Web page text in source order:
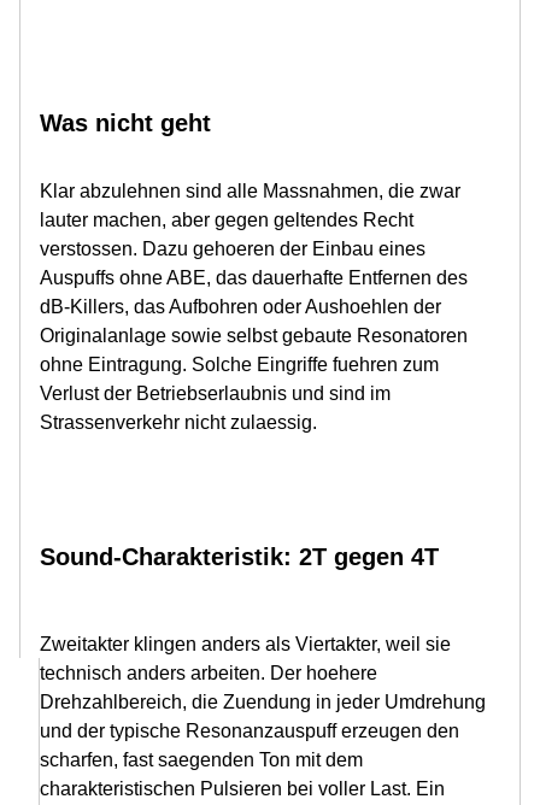
Was nicht geht
Klar abzulehnen sind alle Massnahmen, die zwar
lauter machen, aber gegen geltendes Recht
verstossen. Dazu gehoeren der Einbau eines
Auspuffs ohne ABE, das dauerhafte Entfernen des
dB-Killers, das Aufbohren oder Aushoehlen der
Originalanlage sowie selbst gebaute Resonatoren
ohne Eintragung. Solche Eingriffe fuehren zum
Verlust der Betriebserlaubnis und sind im
Strassenverkehr nicht zulaessig.
Sound-Charakteristik: 2T gegen 4T
Zweitakter klingen anders als Viertakter, weil sie
technisch anders arbeiten. Der hoehere
Drehzahlbereich, die Zuendung in jeder Umdrehung
und der typische Resonanzauspuff erzeugen den
scharfen, fast saegenden Ton mit dem
charakteristischen Pulsieren bei voller Last. Ein